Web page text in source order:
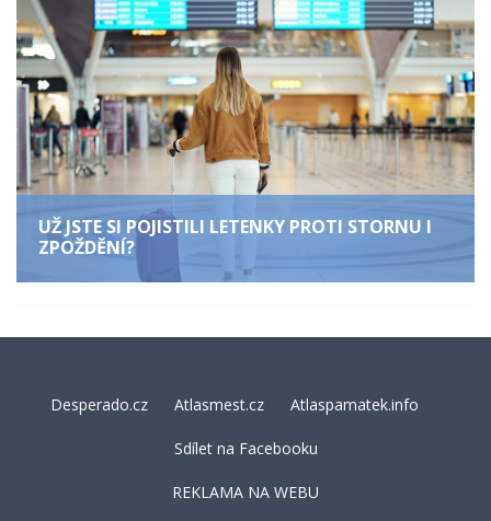
UŽ JSTE SI POJISTILI LETENKY PROTI STORNU I
ZPOŽDĚNÍ?
Desperado.cz Atlasmest.cz Atlaspamatek.info
Sdílet na Facebooku
REKLAMA NA WEBU